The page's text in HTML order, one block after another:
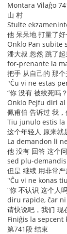
Montara Vilaĝo
山 村
Stulte
他 呆呆地 打量了好
Onklo Pan subite
潘大叔 忽然 跳了起
for-prenante la
把手 从自己的 那个
"Ĉu vi ne estas
“你 没有 被绞死吗？
Onklo Pejfu diri
佩甫伯 告诉过 我
Tiu junulo estis
这个年轻人 原来就
La demandon li
他 没有 回答 这个问
sed plu-
但是 继续 用非常严
"Ĉu vi ne konas
“你 不认识 这个人
diru rapide, ĉar
请快说吧，我们 现
Finiĝis la sepcent
第741段 结束